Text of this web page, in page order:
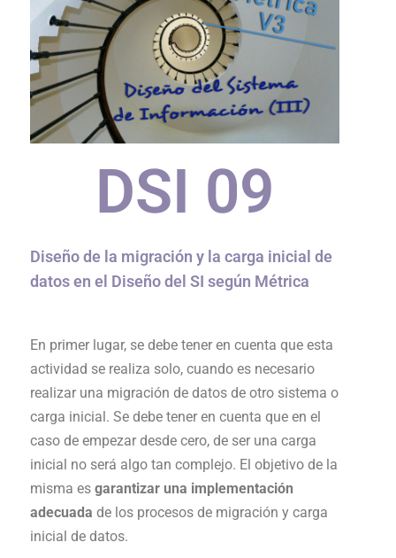
DSI 09
Diseño de la migración y la carga inicial de
datos en el Diseño del SI según Métrica
En primer lugar, se debe tener en cuenta que esta
actividad se realiza solo, cuando es necesario
realizar una migración de datos de otro sistema o
carga inicial. Se debe tener en cuenta que en el
caso de empezar desde cero, de ser una carga
inicial no será algo tan complejo. El objetivo de la
misma es garantizar una implementación
adecuada de los procesos de migración y carga
inicial de datos.